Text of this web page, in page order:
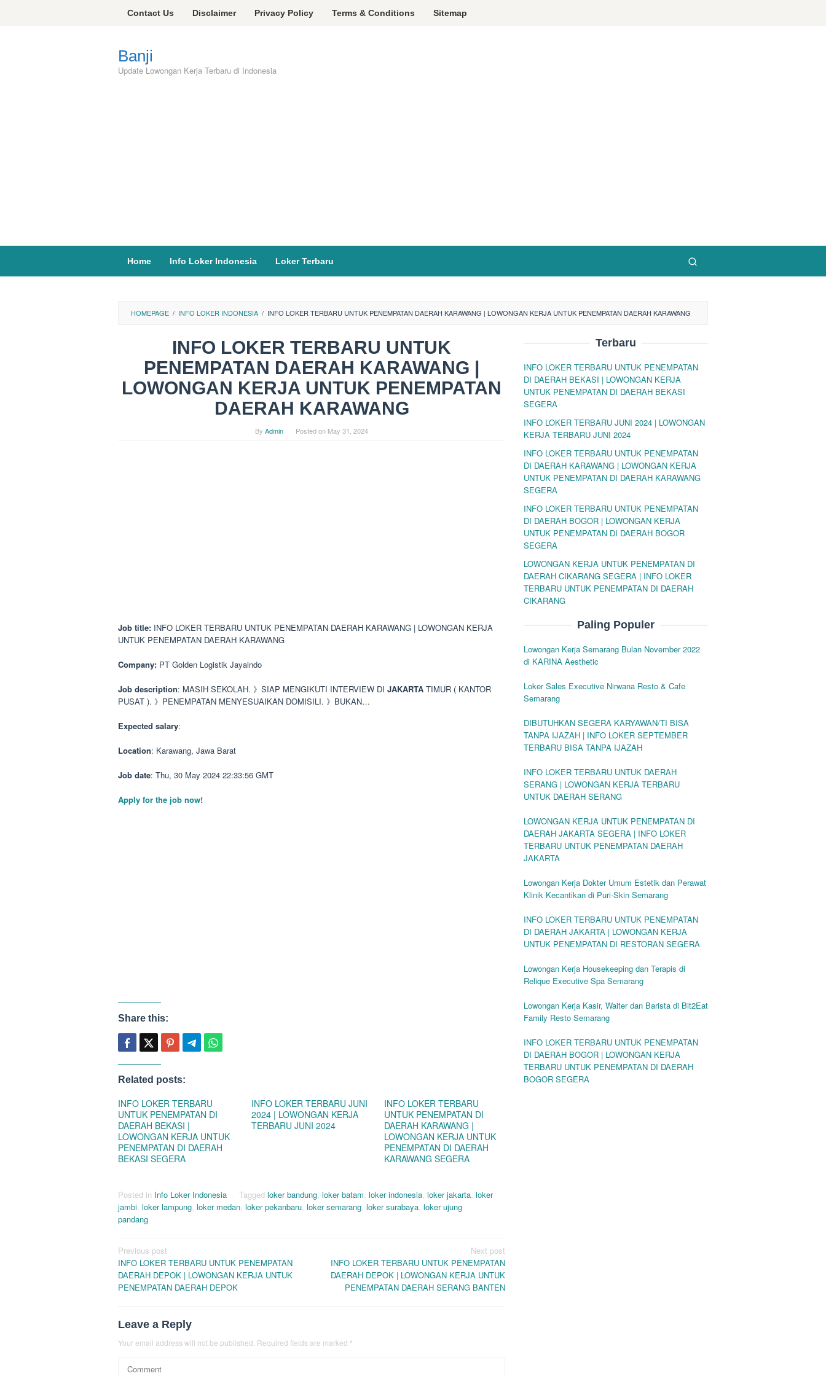
Contact Us Disclaimer Privacy Policy Terms & Conditions Sitemap
Banji
Update Lowongan Kerja Terbaru di Indonesia
Home Info Loker Indonesia Loker Terbaru
HOMEPAGE / INFO LOKER INDONESIA / INFO LOKER TERBARU UNTUK PENEMPATAN DAERAH KARAWANG | LOWONGAN KERJA UNTUK PENEMPATAN DAERAH KARAWANG
INFO LOKER TERBARU UNTUK
PENEMPATAN DAERAH KARAWANG |
LOWONGAN KERJA UNTUK PENEMPATAN
DAERAH KARAWANG
By Admin Posted on May 31, 2024
Job title: INFO LOKER TERBARU UNTUK PENEMPATAN DAERAH KARAWANG | LOWONGAN KERJA
UNTUK PENEMPATAN DAERAH KARAWANG
Company: PT Golden Logistik Jayaindo
Job description: MASIH SEKOLAH. 》SIAP MENGIKUTI INTERVIEW DI JAKARTA TIMUR ( KANTOR
PUSAT ). 》PENEMPATAN MENYESUAIKAN DOMISILI. 》BUKAN…
Expected salary:
Location: Karawang, Jawa Barat
Job date: Thu, 30 May 2024 22:33:56 GMT
Apply for the job now!
Share this:
Related posts:
INFO LOKER TERBARU
UNTUK PENEMPATAN DI
DAERAH BEKASI |
LOWONGAN KERJA UNTUK
PENEMPATAN DI DAERAH
BEKASI SEGERA
INFO LOKER TERBARU JUNI
2024 | LOWONGAN KERJA
TERBARU JUNI 2024
INFO LOKER TERBARU
UNTUK PENEMPATAN DI
DAERAH KARAWANG |
LOWONGAN KERJA UNTUK
PENEMPATAN DI DAERAH
KARAWANG SEGERA
Posted in Info Loker Indonesia Tagged loker bandung, loker batam, loker indonesia, loker jakarta, loker
jambi, loker lampung, loker medan, loker pekanbaru, loker semarang, loker surabaya, loker ujung
pandang
Post
navigation
Previous post
INFO LOKER TERBARU UNTUK PENEMPATAN
DAERAH DEPOK | LOWONGAN KERJA UNTUK
PENEMPATAN DAERAH DEPOK
Next post
INFO LOKER TERBARU UNTUK PENEMPATAN
DAERAH DEPOK | LOWONGAN KERJA UNTUK
PENEMPATAN DAERAH SERANG BANTEN
Leave a Reply
Your email address will not be published. Required fields are marked *
Terbaru
INFO LOKER TERBARU UNTUK PENEMPATAN
DI DAERAH BEKASI | LOWONGAN KERJA
UNTUK PENEMPATAN DI DAERAH BEKASI
SEGERA
INFO LOKER TERBARU JUNI 2024 | LOWONGAN
KERJA TERBARU JUNI 2024
INFO LOKER TERBARU UNTUK PENEMPATAN
DI DAERAH KARAWANG | LOWONGAN KERJA
UNTUK PENEMPATAN DI DAERAH KARAWANG
SEGERA
INFO LOKER TERBARU UNTUK PENEMPATAN
DI DAERAH BOGOR | LOWONGAN KERJA
UNTUK PENEMPATAN DI DAERAH BOGOR
SEGERA
LOWONGAN KERJA UNTUK PENEMPATAN DI
DAERAH CIKARANG SEGERA | INFO LOKER
TERBARU UNTUK PENEMPATAN DI DAERAH
CIKARANG
Paling Populer
Lowongan Kerja Semarang Bulan November 2022
di KARINA Aesthetic
Loker Sales Executive Nirwana Resto & Cafe
Semarang
DIBUTUHKAN SEGERA KARYAWAN/TI BISA
TANPA IJAZAH | INFO LOKER SEPTEMBER
TERBARU BISA TANPA IJAZAH
INFO LOKER TERBARU UNTUK DAERAH
SERANG | LOWONGAN KERJA TERBARU
UNTUK DAERAH SERANG
LOWONGAN KERJA UNTUK PENEMPATAN DI
DAERAH JAKARTA SEGERA | INFO LOKER
TERBARU UNTUK PENEMPATAN DAERAH
JAKARTA
Lowongan Kerja Dokter Umum Estetik dan Perawat
Klinik Kecantikan di Puri-Skin Semarang
INFO LOKER TERBARU UNTUK PENEMPATAN
DI DAERAH JAKARTA | LOWONGAN KERJA
UNTUK PENEMPATAN DI RESTORAN SEGERA
Lowongan Kerja Housekeeping dan Terapis di
Relique Executive Spa Semarang
Lowongan Kerja Kasir, Waiter dan Barista di Bit2Eat
Family Resto Semarang
INFO LOKER TERBARU UNTUK PENEMPATAN
DI DAERAH BOGOR | LOWONGAN KERJA
TERBARU UNTUK PENEMPATAN DI DAERAH
BOGOR SEGERA